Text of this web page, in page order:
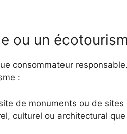
ou un
consommateur
:
de monuments ou de sites
culturel ou architectural que